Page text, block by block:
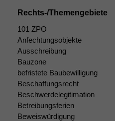
Rechts-/Themengebiete
101 ZPO
Anfechtungsobjekte
Ausschreibung
Bauzone
befristete Baubewilligung
Beschaffungsrecht
Beschwerdelegitimation
Betreibungsferien
Beweiswürdigung